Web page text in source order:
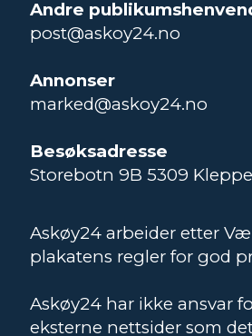
Andre
post@askoy24.no
Annonser
marked@askoy24.no
Besøksadresse
Storebotn 9B 5309
Askøy24 arbeider etter
plakatens regler for god
Askøy24 har ikke ansvar
eksterne nettsider som